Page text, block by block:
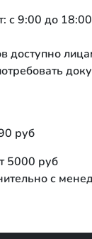
с 9:00 до
руб
5000 руб
с